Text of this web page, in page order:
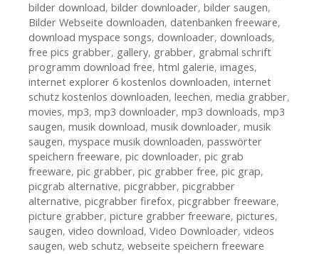
bilder download, bilder downloader, bilder saugen,
Bilder Webseite downloaden, datenbanken freeware,
download myspace songs, downloader, downloads,
free pics grabber, gallery, grabber, grabmal schrift
programm download free, html galerie, images,
internet explorer 6 kostenlos downloaden, internet
schutz kostenlos downloaden, leechen, media grabber,
movies, mp3, mp3 downloader, mp3 downloads, mp3
saugen, musik download, musik downloader, musik
saugen, myspace musik downloaden, passwörter
speichern freeware, pic downloader, pic grab
freeware, pic grabber, pic grabber free, pic grap,
picgrab alternative, picgrabber, picgrabber
alternative, picgrabber firefox, picgrabber freeware,
picture grabber, picture grabber freeware, pictures,
saugen, video download, Video Downloader, videos
saugen, web schutz, webseite speichern freeware